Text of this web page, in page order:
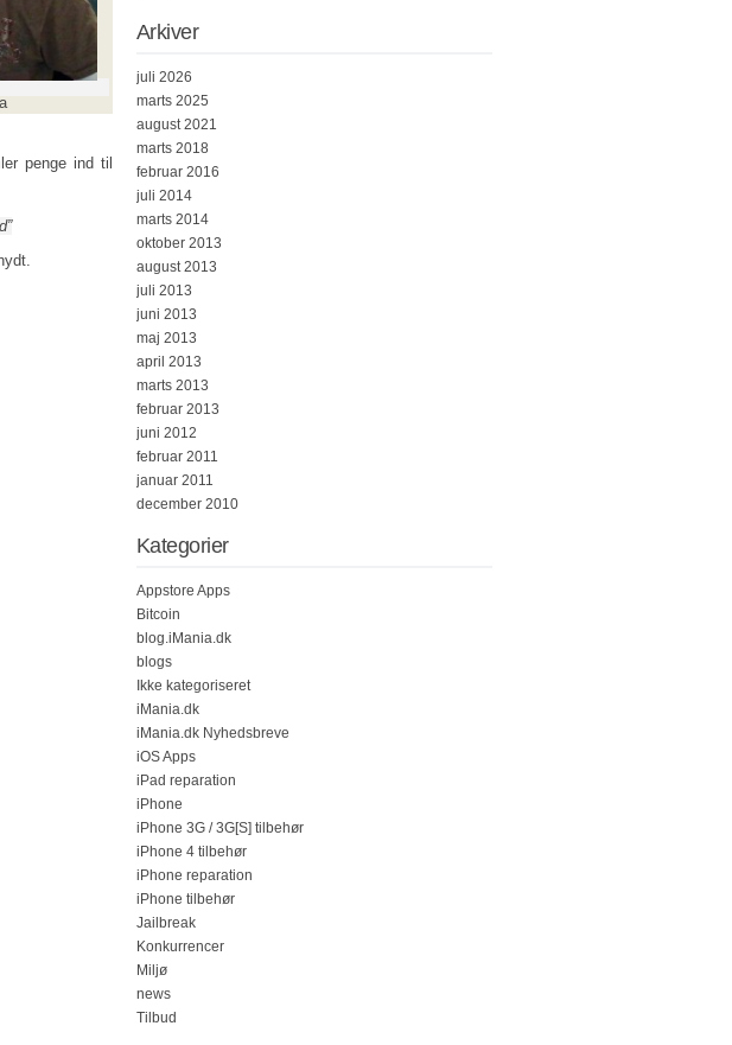
penge ind til
Arkiver
juli 2026
marts 2025
august 2021
marts 2018
februar 2016
juli 2014
marts 2014
oktober 2013
august 2013
juli 2013
juni 2013
maj 2013
april 2013
marts 2013
februar 2013
juni 2012
februar 2011
januar 2011
december 2010
Kategorier
Appstore Apps
Bitcoin
blog.iMania.dk
blogs
Ikke kategoriseret
iMania.dk
iMania.dk Nyhedsbreve
iOS Apps
iPad reparation
iPhone
iPhone 3G / 3G[S] tilbehør
iPhone 4 tilbehør
iPhone reparation
iPhone tilbehør
Jailbreak
Konkurrencer
Miljø
news
Tilbud